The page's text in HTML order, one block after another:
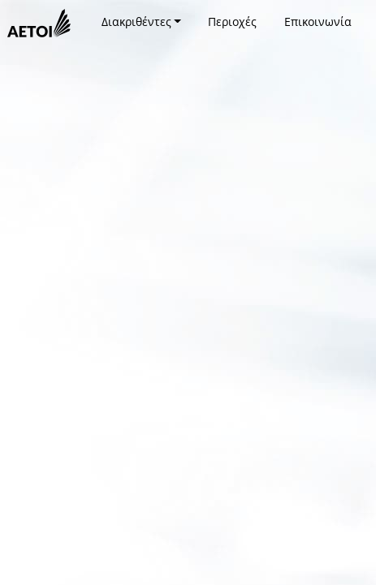
Διακριθέντες Περιοχές Επικοινωνία